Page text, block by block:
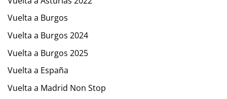
Vuelta a Burgos
Vuelta a Burgos 2024
Vuelta a Burgos 2025
Vuelta a España
Vuelta a Madrid Non Stop